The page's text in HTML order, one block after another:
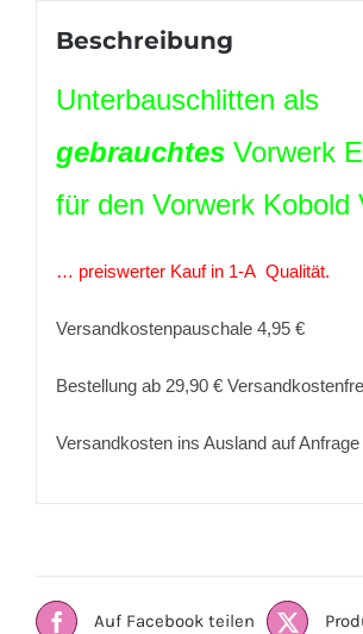
Beschreibung
Unterbauschlitten als
gebrauchtesVorwerk
für den Vorwerk Kobold
… preiswerter Kauf in 1-A Qualität.
Versandkostenpauschale 4,95 €
Bestellung ab 29,90 €
Versandkosten ins Ausland auf Anfrage
Auf Facebook teilen